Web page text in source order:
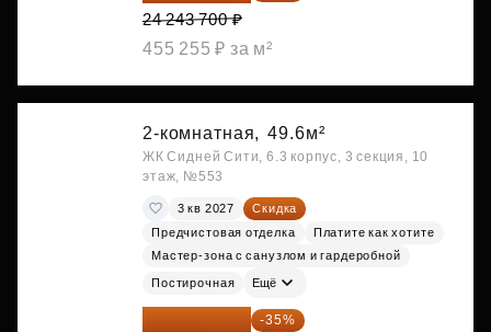
24 243 700 ₽
455 255 ₽ за м²
2-комнатная, 49.6м²
ЖК Сидней Сити, 6.3 корпус, 3 секция, 10
этаж, №553
3 кв 2027
Скидка
Предчистовая отделка
Платите как хотите
Мастер-зона с санузлом и гардеробной
Постирочная Ещё
28 158 416 ₽ -35%